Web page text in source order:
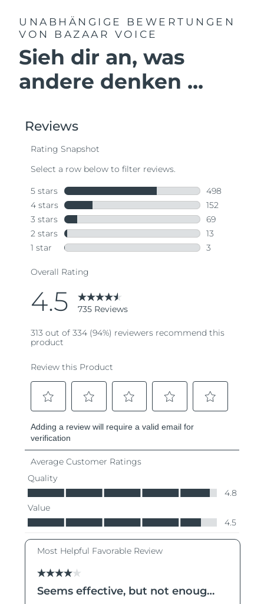
UNABHÄNGIGE BEWERTUNGEN
VON BAZAAR VOICE
Sieh dir an, was
andere denken ...